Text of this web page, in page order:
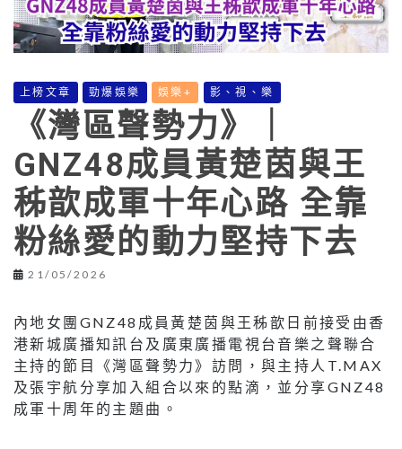
上榜文章 勁爆娛樂 娛樂+ 影、視、樂
《灣區聲勢力》｜
GNZ48成員黃楚茵與王
秭歆成軍十年心路 全靠
粉絲愛的動力堅持下去
21/05/2026
內地女團GNZ48成員黃楚茵與王秭歆日前接受由香
港新城廣播知訊台及廣東廣播電視台音樂之聲聯合
主持的節目《灣區聲勢力》訪問，與主持人T.MAX
及張宇航分享加入組合以來的點滴，並分享GNZ48
成軍十周年的主題曲。